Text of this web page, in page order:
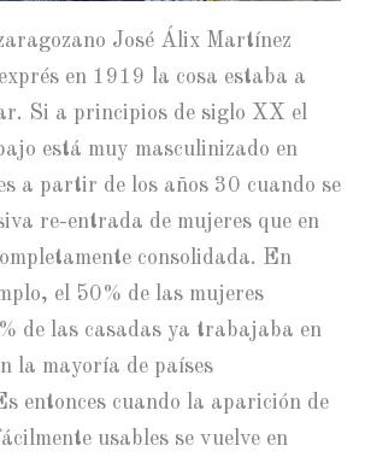
José Álix Martínez
en 1919 la cosa estaba a
Si a principios de siglo XX el
está muy masculinizado en
a partir de los años 30 cuando se
re-entrada de mujeres que en
consolidada. En
el 50% de las mujeres
de las casadas ya trabajaba en
la mayoría de países
entonces cuando la aparición de
usables se vuelve en